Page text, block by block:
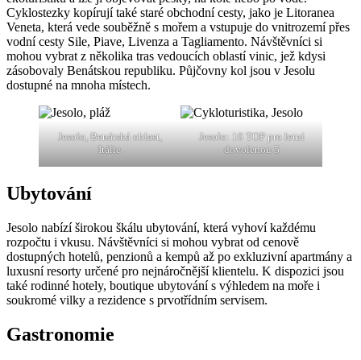
Cyklostezky kopírují také staré obchodní cesty, jako je Litoranea
Veneta, která vede souběžně s mořem a vstupuje do vnitrozemí přes
vodní cesty Sile, Piave, Livenza a Tagliamento. Návštěvníci si
mohou vybrat z několika tras vedoucích oblastí vinic, jež kdysi
zásobovaly Benátskou republiku. Půjčovny kol jsou v Jesolu
dostupné na mnoha místech.
Jesolo, Benátská oblast,
Itálie
Jesolo: 10 TOP pro letní
dovolenou 5
Ubytování
Jesolo nabízí širokou škálu ubytování, která vyhoví každému
rozpočtu i vkusu. Návštěvníci si mohou vybrat od cenově
dostupných hotelů, penzionů a kempů až po exkluzivní apartmány a
luxusní resorty určené pro nejnáročnější klientelu. K dispozici jsou
také rodinné hotely, boutique ubytování s výhledem na moře i
soukromé vilky a rezidence s prvotřídním servisem.
Gastronomie